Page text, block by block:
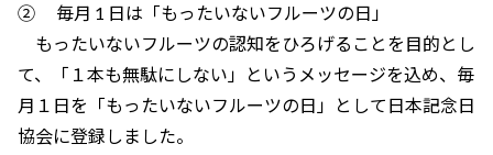
② 毎月 1 日は「もったいないフルーツの日」
もったいないフルーツの認知をひろげることを目的とし
て、「１本も無駄にしない」というメッセージを込め、毎
月１日を「もったいないフルーツの日」として日本記念日
協会に登録しました。